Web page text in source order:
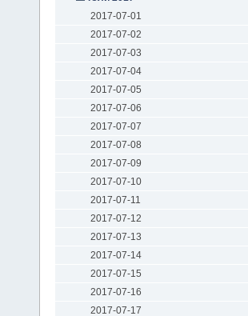
2017-07-01
2017-07-02
2017-07-03
2017-07-04
2017-07-05
2017-07-06
2017-07-07
2017-07-08
2017-07-09
2017-07-10
2017-07-11
2017-07-12
2017-07-13
2017-07-14
2017-07-15
2017-07-16
2017-07-17